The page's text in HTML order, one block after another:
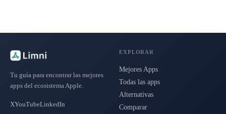
Tu guía para encontrar las mejores
apps del ecosistema Apple.
XYouTubeLinkedIn
EXPLORAR
Mejores Apps
Todas las apps
Alternativas
Comparar